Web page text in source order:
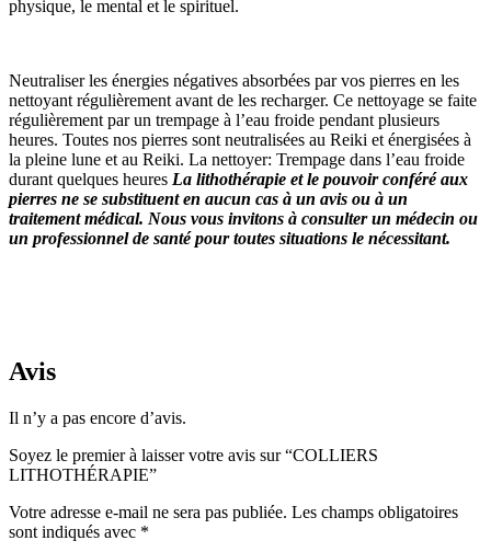
physique, le mental et le spirituel.
Neutraliser les énergies négatives absorbées par vos pierres en les
nettoyant régulièrement avant de les recharger. Ce nettoyage se faite
régulièrement par un trempage à l’eau froide pendant plusieurs
heures. Toutes nos pierres sont neutralisées au Reiki et énergisées à
la pleine lune et au Reiki. La nettoyer: Trempage dans l’eau froide
durant quelques heures La lithothérapie et le pouvoir conféré aux
pierres ne se substituent en aucun cas à un avis ou à un
traitement médical. Nous vous invitons à consulter un médecin ou
un professionnel de santé pour toutes situations le nécessitant.
Avis
Il n’y a pas encore d’avis.
Soyez le premier à laisser votre avis sur “COLLIERS
LITHOTHÉRAPIE”
Votre adresse e-mail ne sera pas publiée. Les champs obligatoires
sont indiqués avec *